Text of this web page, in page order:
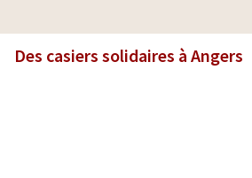
Des casiers solidaires à Angers